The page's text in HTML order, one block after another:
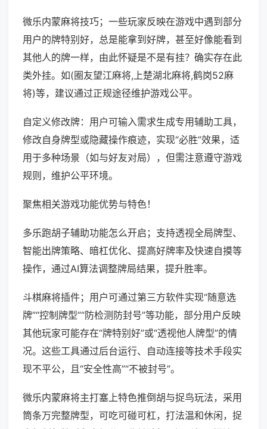
微乐内蒙麻将技巧；一些玩家反映在游戏中遇到部分
用户的牌特别好，总是能拿到好牌，甚至好像能看到
其他人的牌一样，由此怀疑是不是有挂？确实存在此
类外挂。如(圈友望江麻将,上楚湖北麻将,鹤岗52麻
将)等，建议通过正规途径维护游戏公平。
自定义修改牌：用户可输入需求生成专用辅助工具，
修改自身牌型或隐藏操作痕迹，实现“必胜”效果，适
用于多种场景（如与好友对局），但需注意遵守游戏
规则，维护公平环境。
聚焦相关游戏功能优势与特色！
多乐跑胡子辅助功能怎么开启；支持透视全局牌型、
智能出牌策略、暗杠优化、提高好牌率及快速自摸等
操作，通过AI算法调整牌局结果，提升胜率。
斗棋麻将插件；用户可通过第三方软件实现“随意选
牌”“控制牌型”“防检测防封号”等功能，部分用户反映
其他玩家可能存在“牌特别好”或“透视他人牌型”的情
况。这些工具通过后台运行、自动连接等技术手段实
现不平公，且“安全性高”“不被封号”。
微乐内蒙麻将主打塞上特色推倒胡与捉鸟玩法，采用
筒条万完整牌型，可吃可碰可杠，打法温和休闲，捉